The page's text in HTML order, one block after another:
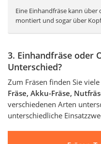
Eine Einhandfräse kann über
montiert und sogar über
3. Einhandfräse oder
Unterschied?
Zum Fräsen finden Sie
Fräse, Akku-Fräse,
verschiedenen Arten
unterschiedliche